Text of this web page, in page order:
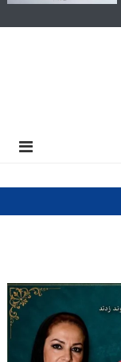
هما میرافشار دلیل
اجرای رفیق در